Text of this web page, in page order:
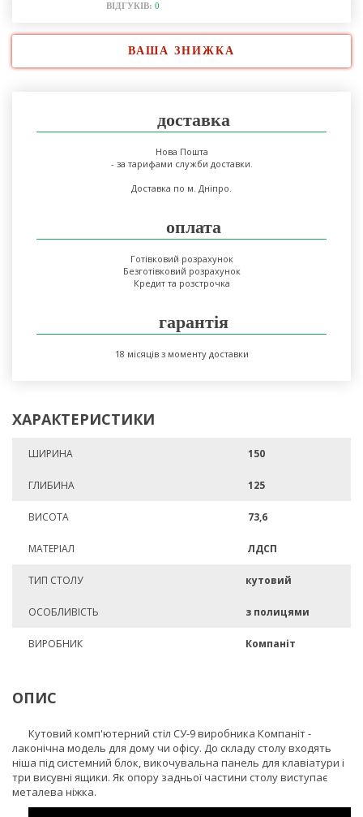
ВІДГУКІВ: 0
ВАША ЗНИЖКА
доставка
Нова Пошта
- за тарифами служби доставки.
Доставка по м. Дніпро.
оплата
Готівковий розрахунок
Безготівковий розрахунок
Кредит та розстрочка
гарантія
18 місяців з моменту доставки
ХАРАКТЕРИСТИКИ
ШИРИНА 150
ГЛИБИНА 125
ВИСОТА 73,6
МАТЕРІАЛ ЛДСП
ТИП СТОЛУ кутовий
ОСОБЛИВІСТЬ з полицями
ВИРОБНИК Компаніт
ОПИС
Кутовий комп'ютерний стіл СУ-9 виробника Компаніт -
лаконічна модель для дому чи офісу. До складу столу входять
ніша під системний блок, викочувальна панель для клавіатури і
три висувні ящики. Як опору задньої частини столу виступає
металева ніжка.